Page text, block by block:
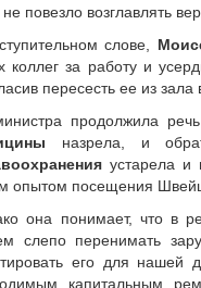
повезло возглавлять
слове,
коллег за работу и
пересесть ее из зала
продолжила
назрела, и
устарела и
опытом посещения
она понимает, что в
слепо перенимать
его для нашей
капитальным